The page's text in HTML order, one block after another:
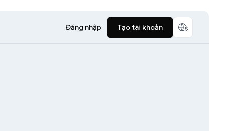
Đăng nhập Tạo tài khoản